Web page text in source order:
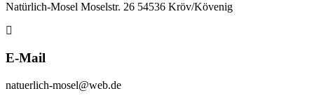
Natürlich-Mosel Moselstr. 26 54536 Kröv/Kövenig
E-Mail
natuerlich-mosel@web.de